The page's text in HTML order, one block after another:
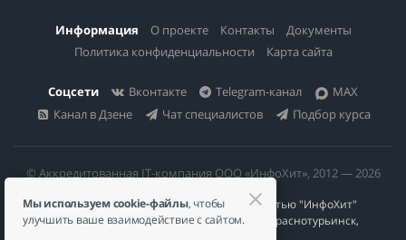
Информация О проекте Контакты
Документы
Политика конфиденциальности
Карта сайта
Соцсети Вконтакте Telegram-канал
MAX
Канал в Дзене
Чат специалистов Подбор курса
© Аккредитованная IT-компания ООО «ИнфоХит», 2012 — 2026
Общество с ограниченной ответственностью "ИнфоХит"
624446, Россия, Свердловская область, г. Краснотурьинск,
Мы используем cookie-файлы, чтобы
улучшить ваше взаимодействие с сайтом.